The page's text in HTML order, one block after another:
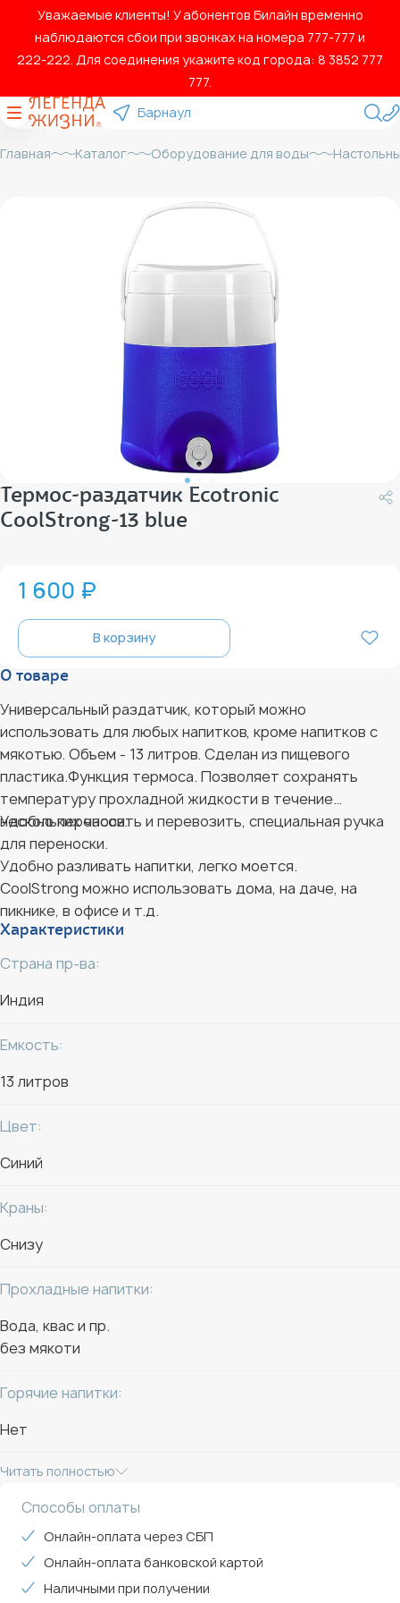
Уважаемые клиенты! У абонентов Билайн временно
наблюдаются сбои при звонках на номера 777‑777 и
222‑222. Для соединения укажите код города: 8 3852 777
777.
Барнаул
Главная Каталог Оборудование для воды
Термос-раздатчик Ecotronic
CoolStrong-13 blue
О товаре
Универсальный раздатчик, который можно
использовать для любых напитков, кроме напитков с
мякотью. Объем - 13 литров. Сделан из пищевого
пластика.Функция термоса. Позволяет сохранять
температуру прохладной жидкости в течение
нескольких часов.
Удобно переносить и перевозить, специальная ручка
для переноски.
Удобно разливать напитки, легко моется.
CoolStrong можно использовать дома, на даче, на
пикнике, в офисе и т.д.
Характеристики
Страна пр-ва:
Индия
Емкость:
13 литров
Цвет:
Синий
Краны:
Снизу
Прохладные напитки:
Вода, квас и пр.
без мякоти
Горячие напитки:
Нет
Читать полностью
1 600 ₽
В корзину
Способы оплаты
Онлайн-оплата через СБП
Онлайн-оплата банковской картой
Наличными при получении